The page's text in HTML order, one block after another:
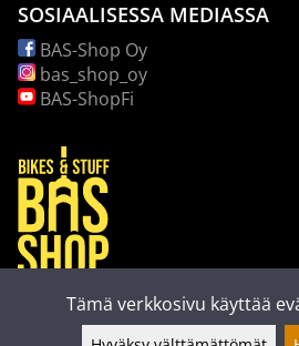
SOSIAALISESSA MEDIASSA
BAS-Shop Oy
bas_shop_oy
BAS-ShopFi
Tämä verkkosivu käyttää